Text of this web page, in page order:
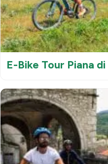
E-Bike Tour Piana